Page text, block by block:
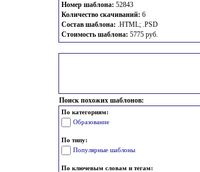
Номер шаблона: 52843
Количество скачиваний: 6
Состав шаблона: .HTML; .PSD
Стоимость шаблона: 5775 руб.
Поиск похожих шаблонов:
По категориям:
Образование
По типу:
Популярные шаблоны
По ключевым словам и тегам: